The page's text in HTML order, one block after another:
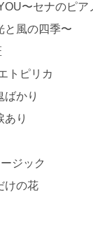
〜セナのピア
と風の四季〜
トピリカ
ばかり
あり
ジック
けの花